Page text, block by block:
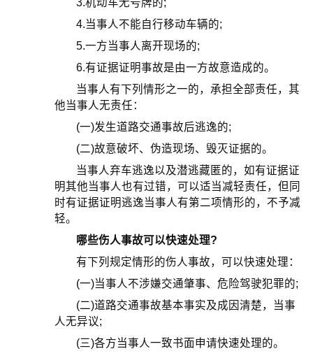
3.机动车无号牌的;
4.当事人不能自行移动车辆的;
5.一方当事人离开现场的;
6.有证据证明事故是由一方故意造成的。
当事人有下列情形之一的，承担全部责任，其
他当事人无责任：
(一)发生道路交通事故后逃逸的;
(二)故意破坏、伪造现场、毁灭证据的。
当事人弃车逃逸以及潜逃藏匿的，如有证据证
明其他当事人也有过错，可以适当减轻责任，但同
时有证据证明逃逸当事人有第二项情形的，不予减
轻。
哪些伤人事故可以快速处理?
有下列规定情形的伤人事故，可以快速处理：
(一)当事人不涉嫌交通肇事、危险驾驶犯罪的;
(二)道路交通事故基本事实及成因清楚，当事
人无异议;
(三)各方当事人一致书面申请快速处理的。